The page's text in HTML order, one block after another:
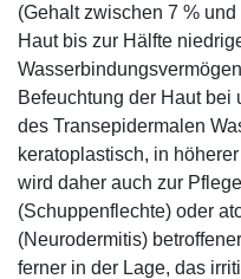
(Gehalt zwischen 7 %
Haut bis zur Hälfte
Befeuchtung der Haut bei
des Transepidermalen
keratoplastisch, in
wird daher auch zur
(Schuppenflechte) oder
(Neurodermitis)
ferner in der Lage, das